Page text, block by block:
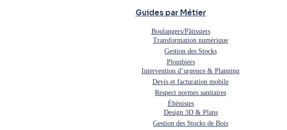
Guides par Métier
Boulangers/Pâtissiers
Transformation numérique
Gestion des Stocks
Plombiers
Intervention d’urgence & Planning
Devis et facturation mobile
Respect normes sanitaires
Ébénistes
Design 3D & Plans
Gestion des Stocks de Bois